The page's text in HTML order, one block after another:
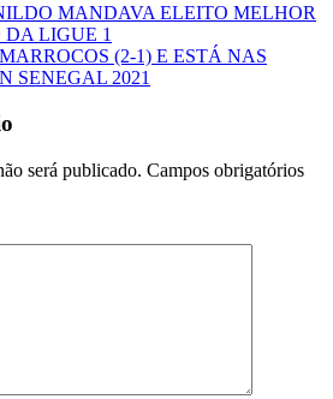
MANDAVA ELEITO MELHOR
LIGUE 1
(2-1) E ESTÁ NAS
SENEGAL 2021
será publicado. Campos obrigatórios